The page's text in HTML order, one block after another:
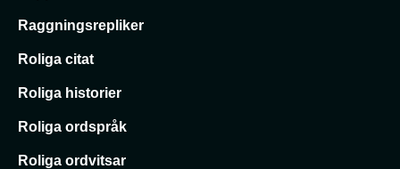
Raggningsrepliker
Roliga citat
Roliga historier
Roliga ordspråk
Roliga ordvitsar